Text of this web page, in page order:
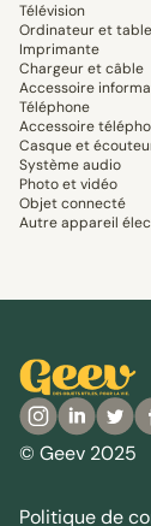
Télévision
Ordinateur et
Imprimante
Chargeur et câble
Accessoire
Téléphone
Accessoire
Casque et
Système audio
Photo et vidéo
Objet connecté
Autre appareil
© Geev 2025
Politique de